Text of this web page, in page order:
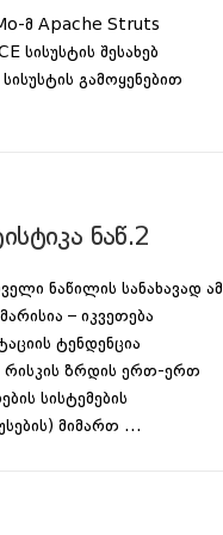
მ Apache Struts
სისუსტის შესახებ
გამოყენებით
ნაწ.2
ნაწილის სანახავად ამ
– იკვეთება
ტენდენცია
რისკის ზრდის ერთ-ერთ
სისტემების
მიმართ …